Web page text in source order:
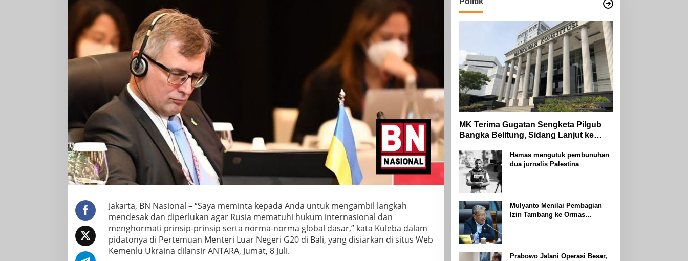
Jakarta, BN Nasional – “Saya meminta kepada Anda untuk mengambil langkah
mendesak dan diperlukan agar Rusia mematuhi hukum internasional dan
menghormati prinsip-prinsip serta norma-norma global dasar,” kata Kuleba dalam
pidatonya di Pertemuan Menteri Luar Negeri G20 di Bali, yang disiarkan di situs Web
Kemenlu Ukraina dilansir ANTARA, Jumat, 8 Juli.
MK Terima Gugatan Sengketa Pilgub
Bangka Belitung, Sidang Lanjut ke
Hamas mengutuk pembunuhan
dua jurnalis Palestina
Mulyanto Menilai Pembagian
Izin Tambang ke Ormas
Prabowo Jalani Operasi Besar,